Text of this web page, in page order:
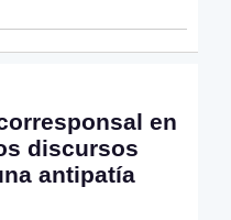
en
discursos
antipatía